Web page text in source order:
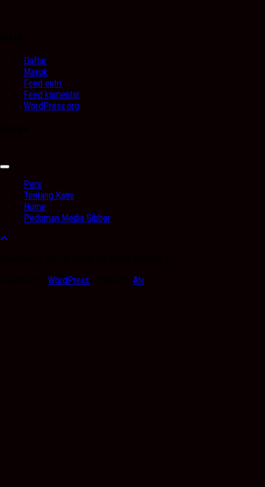
Daftar
Masuk
Feed entri
Feed komentar
WordPress.org
Expand
Pers
Tentang Kami
Home
Pedoman Media Sibber
WordPress Alx